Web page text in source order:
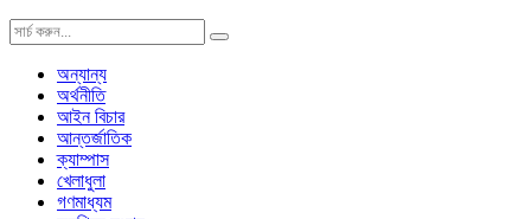
অন্যান্য
অর্থনীতি
আইন বিচার
আন্তর্জাতিক
ক্যাম্পাস
খেলাধুলা
গণমাধ্যম